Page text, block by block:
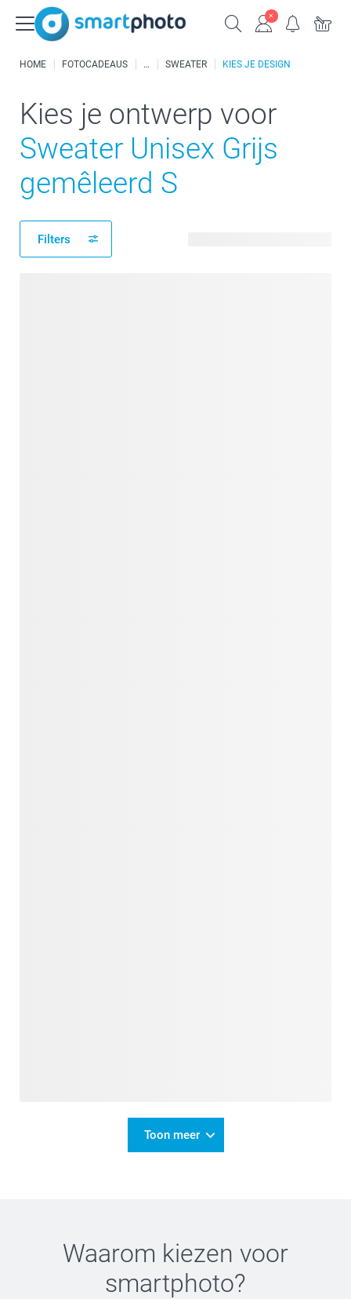
HOME FOTOCADEAUS SWEATER KIES JE DESIGN
Kies je ontwerp voor
Sweater Unisex Grijs
gemêleerd S
Filters
Toon meer
Waarom kiezen voor
smartphoto?